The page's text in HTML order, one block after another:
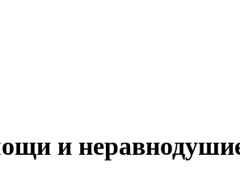
и